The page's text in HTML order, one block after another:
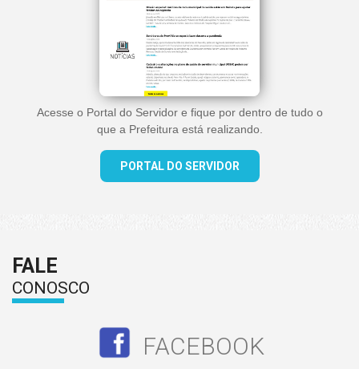
Acesse o Portal do Servidor e fique por dentro de tudo o
que a Prefeitura está realizando.
PORTAL DO SERVIDOR
FALE
CONOSCO
FACEBOOK